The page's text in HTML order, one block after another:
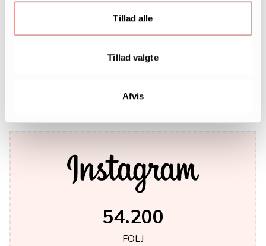
Tillad alle
Tillad valgte
Afvis
242.000
54.200
FÖLJ